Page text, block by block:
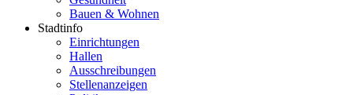
Bauen & Wohnen
Stadtinfo
Einrichtungen
Hallen
Ausschreibungen
Stellenanzeigen